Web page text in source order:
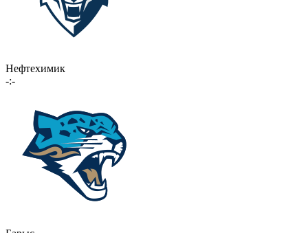
Нефтехимик
-:-